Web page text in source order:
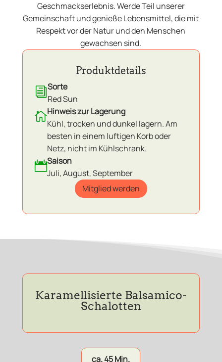
Geschmackserlebnis. Werde Teil unserer
Gemeinschaft und genieße Lebensmittel, die mit
Respekt vor der Natur und den Menschen
gewachsen sind.
Produktdetails
iSorte
Red Sun
Hinweis zur Lagerung
Kühl, trocken und dunkel lagern. Am
besten in einem luftigen Korb oder
Netz, nicht im Kühlschrank.
Saison
Juli, August, September
Mitglied werden
Karamellisierte Balsamico-
Schalotten
ca. 45 Min.